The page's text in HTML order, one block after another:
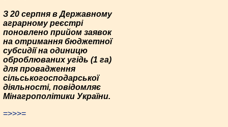
З 20 серпня в Державному
аграрному реєстрі
поновлено прийом заявок
на отримання бюджетної
субсидії на одиницю
оброблюваних угідь (1 га)
для провадження
сільськогосподарської
діяльності, повідомляє
Мінагрополітики України.
=>>>=